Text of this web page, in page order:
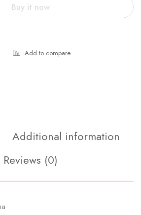
Buy it now
Additional information
Reviews (0)